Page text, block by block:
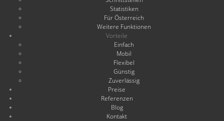
Statistiken
Für Österreich
Weitere Funktionen
Vorteile
Einfach
Mobil
Flexibel
Günstig
Zuverlässig
Preise
Referenzen
Blog
Kontakt